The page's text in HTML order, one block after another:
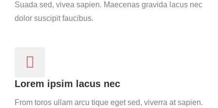
Suada sed, vivea sapien. Maecenas gravida lacus nec
dolor suscipit faucibus.
Lorem ipsim lacus nec
From toros ullam arcu tique eget sed, viverra at sapien.